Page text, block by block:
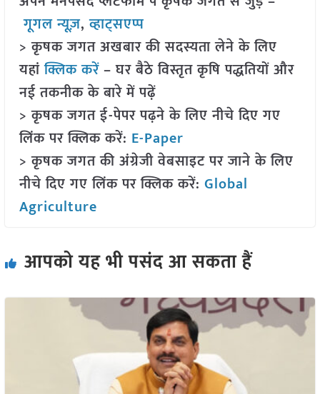
गूगल न्यूज़,व्हाट्सएप्प
> कृषक जगत अखबार की सदस्यता लेने के लिए
यहांक्लिक करें– घर बैठे विस्तृत कृषि पद्धतियों और
नई तकनीक के बारे में पढ़ें
> कृषक जगत ई-पेपर पढ़ने के लिए नीचे दिए गए
लिंक पर क्लिक करें: E-Paper
> कृषक जगत की अंग्रेजी वेबसाइट पर जाने के लिए
नीचे दिए गए लिंक पर क्लिक करें: Global
Agriculture
आपको यह भी पसंद आ सकता हैं